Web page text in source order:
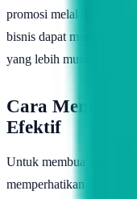
promosi melalui SMS.
bisnis dapat mengirim
yang lebih murah,
Cara Membuat
Efektif
Untuk membuat pesan
memperhatikan konten